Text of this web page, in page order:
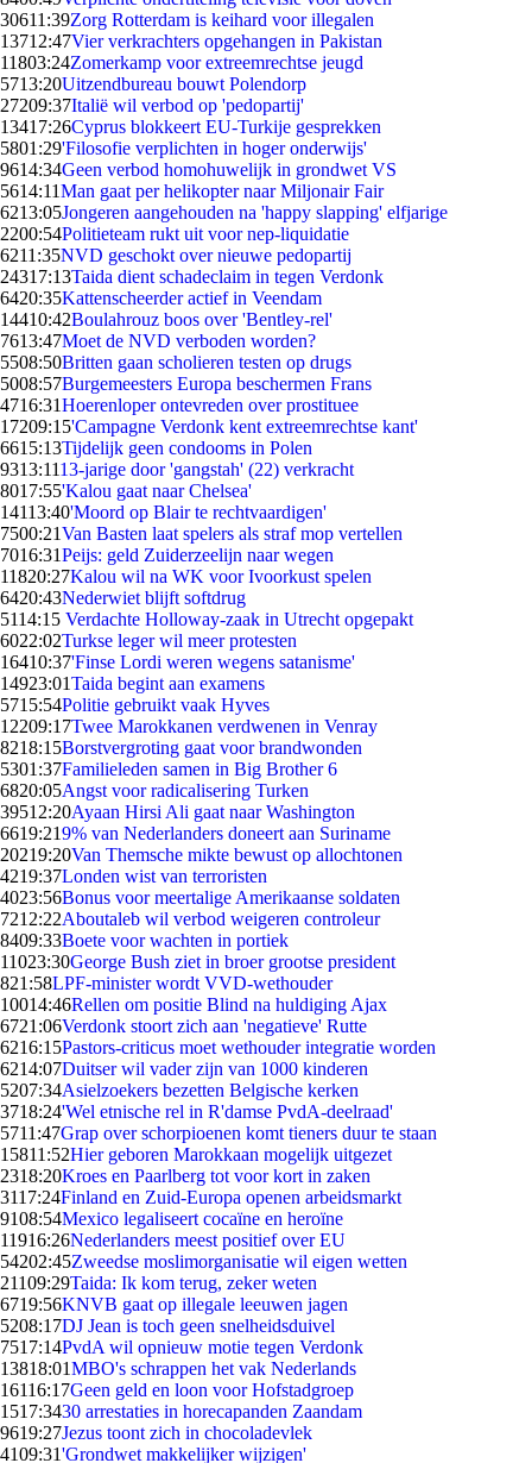
30611:39Zorg Rotterdam is keihard voor illegalen
13712:47Vier verkrachters opgehangen in Pakistan
11803:24Zomerkamp voor extreemrechtse jeugd
5713:20Uitzendbureau bouwt Polendorp
27209:37Italië wil verbod op 'pedopartij'
13417:26Cyprus blokkeert EU-Turkije gesprekken
5801:29'Filosofie verplichten in hoger onderwijs'
9614:34Geen verbod homohuwelijk in grondwet VS
5614:11Man gaat per helikopter naar Miljonair Fair
6213:05Jongeren aangehouden na 'happy slapping' elfjarige
2200:54Politieteam rukt uit voor nep-liquidatie
6211:35NVD geschokt over nieuwe pedopartij
24317:13Taida dient schadeclaim in tegen Verdonk
6420:35Kattenscheerder actief in Veendam
14410:42Boulahrouz boos over 'Bentley-rel'
7613:47Moet de NVD verboden worden?
5508:50Britten gaan scholieren testen op drugs
5008:57Burgemeesters Europa beschermen Frans
4716:31Hoerenloper ontevreden over prostituee
17209:15'Campagne Verdonk kent extreemrechtse kant'
6615:13Tijdelijk geen condooms in Polen
9313:1113-jarige door 'gangstah' (22) verkracht
8017:55'Kalou gaat naar Chelsea'
14113:40'Moord op Blair te rechtvaardigen'
7500:21Van Basten laat spelers als straf mop vertellen
7016:31Peijs: geld Zuiderzeelijn naar wegen
11820:27Kalou wil na WK voor Ivoorkust spelen
6420:43Nederwiet blijft softdrug
5114:15 Verdachte Holloway-zaak in Utrecht opgepakt
6022:02Turkse leger wil meer protesten
16410:37'Finse Lordi weren wegens satanisme'
14923:01Taida begint aan examens
5715:54Politie gebruikt vaak Hyves
12209:17Twee Marokkanen verdwenen in Venray
8218:15Borstvergroting gaat voor brandwonden
5301:37Familieleden samen in Big Brother 6
6820:05Angst voor radicalisering Turken
39512:20Ayaan Hirsi Ali gaat naar Washington
6619:219% van Nederlanders doneert aan Suriname
20219:20Van Themsche mikte bewust op allochtonen
4219:37Londen wist van terroristen
4023:56Bonus voor meertalige Amerikaanse soldaten
7212:22Aboutaleb wil verbod weigeren controleur
8409:33Boete voor wachten in portiek
11023:30George Bush ziet in broer grootse president
821:58LPF-minister wordt VVD-wethouder
10014:46Rellen om positie Blind na huldiging Ajax
6721:06Verdonk stoort zich aan 'negatieve' Rutte
6216:15Pastors-criticus moet wethouder integratie worden
6214:07Duitser wil vader zijn van 1000 kinderen
5207:34Asielzoekers bezetten Belgische kerken
3718:24'Wel etnische rel in R'damse PvdA-deelraad'
5711:47Grap over schorpioenen komt tieners duur te staan
15811:52Hier geboren Marokkaan mogelijk uitgezet
2318:20Kroes en Paarlberg tot voor kort in zaken
3117:24Finland en Zuid-Europa openen arbeidsmarkt
9108:54Mexico legaliseert cocaïne en heroïne
11916:26Nederlanders meest positief over EU
54202:45Zweedse moslimorganisatie wil eigen wetten
21109:29Taida: Ik kom terug, zeker weten
6719:56KNVB gaat op illegale leeuwen jagen
5208:17DJ Jean is toch geen snelheidsduivel
7517:14PvdA wil opnieuw motie tegen Verdonk
13818:01MBO's schrappen het vak Nederlands
16116:17Geen geld en loon voor Hofstadgroep
1517:3430 arrestaties in horecapanden Zaandam
9619:27Jezus toont zich in chocoladevlek
4109:31'Grondwet makkelijker wijzigen'